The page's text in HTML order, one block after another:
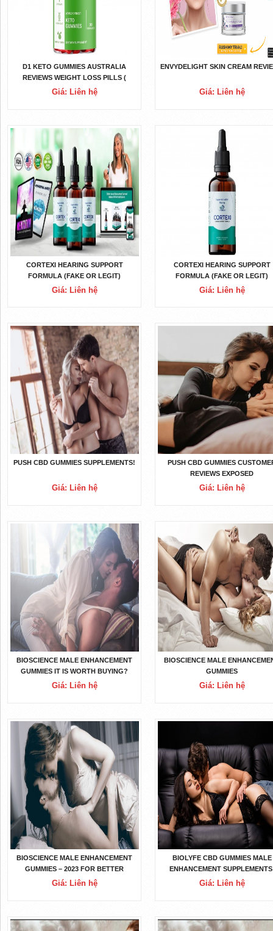
D1 KETO GUMMIES AUSTRALIA
REVIEWS WEIGHT LOSS PILLS (
SCAM ALERT & LEGIT)
Giá: Liên hệ
ENVYDELIGHT SKIN CREAM
Giá: Liên hệ
CORTEXI HEARING SUPPORT
FORMULA (FAKE OR LEGIT)
Giá: Liên hệ
CORTEXI HEARING SUPPORT
FORMULA (FAKE OR LEGIT)
HEARING SUPPORT
Giá: Liên hệ
PUSH CBD GUMMIES SUPPLEMENTS!
Giá: Liên hệ
PUSH CBD GUMMIES
REVIEWS EXPOSED
Giá: Liên hệ
BIOSCIENCE MALE ENHANCEMENT
GUMMIES IT IS WORTH BUYING?
Giá: Liên hệ
BIOSCIENCE MALE
GUMMIES
Giá: Liên hệ
BIOSCIENCE MALE ENHANCEMENT
GUMMIES – 2023 FOR BETTER
ENHANCEMENT: PRICE & BENEFITS
Giá: Liên hệ
BIOLYFE CBD GUMMIES MALE
ENHANCEMENT
Giá: Liên hệ